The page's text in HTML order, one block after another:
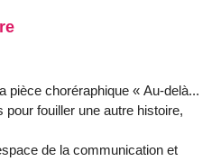
pièce choréraphique « Au-delà...
fouiller une autre histoire,
de la communication et